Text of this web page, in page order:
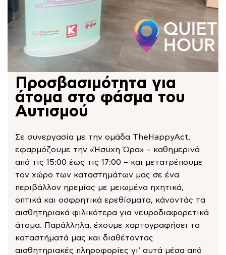
Προσβασιμότητα για
άτομα στο φάσμα του
Αυτισμού
Σε συνεργασία με την ομάδα TheHappyAct,
εφαρμόζουμε την «Ήσυχη Ώρα» – καθημερινά
από τις 15:00 έως τις 17:00 – και μετατρέπουμε
τον χώρο των καταστημάτων μας σε ένα
περιβάλλον ηρεμίας με μειωμένα ηχητικά,
οπτικά και οσφρητικά ερεθίσματα, κάνοντάς τα
αισθητηριακά φιλικότερα για νευροδιαφορετικά
άτομα. Παράλληλα, έχουμε χαρτογραφήσει τα
καταστήματά μας και διαθέτοντας
αισθητηριακές πληροφορίες γι’ αυτά μέσα από